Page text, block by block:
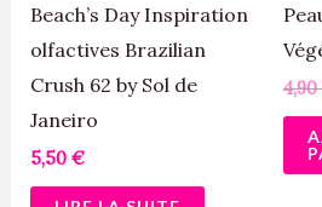
Beach’s Day Inspiration
olfactives Brazilian
Crush 62 by Sol de
Janeiro
5,50 €
4,90